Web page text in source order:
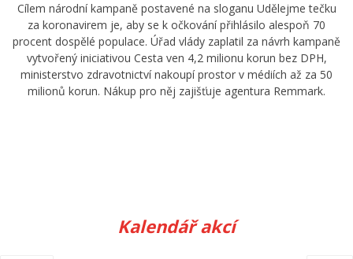
Cílem národní kampaně postavené na sloganu Udělejme tečku
za koronavirem je, aby se k očkování přihlásilo alespoň 70
procent dospělé populace. Úřad vlády zaplatil za návrh kampaně
vytvořený iniciativou Cesta ven 4,2 milionu korun bez DPH,
ministerstvo zdravotnictví nakoupí prostor v médiích až za 50
milionů korun. Nákup pro něj zajišťuje agentura Remmark.
Kalendář akcí